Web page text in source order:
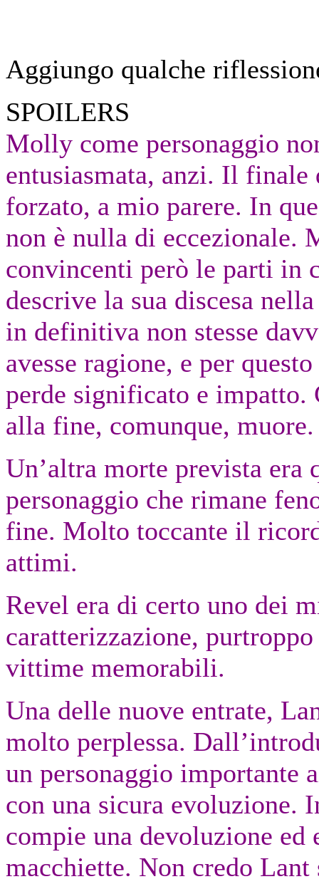
Aggiungo qualche
SPOILERS
Molly come personaggio
entusiasmata, anzi. Il
forzato, a mio parere. In
non è nulla di eccezionale.
convincenti però le parti in
descrive la sua discesa
in definitiva non stesse
avesse ragione, e per
perde significato e impatto.
alla fine, comunque, muore.
Un’altra morte prevista era
personaggio che rimane
fine. Molto toccante il
attimi.
Revel era di certo uno dei
caratterizzazione,
vittime memorabili.
Una delle nuove entrate,
molto perplessa.
un personaggio importante
con una sicura evoluzione.
compie una devoluzione ed
macchiette. Non credo